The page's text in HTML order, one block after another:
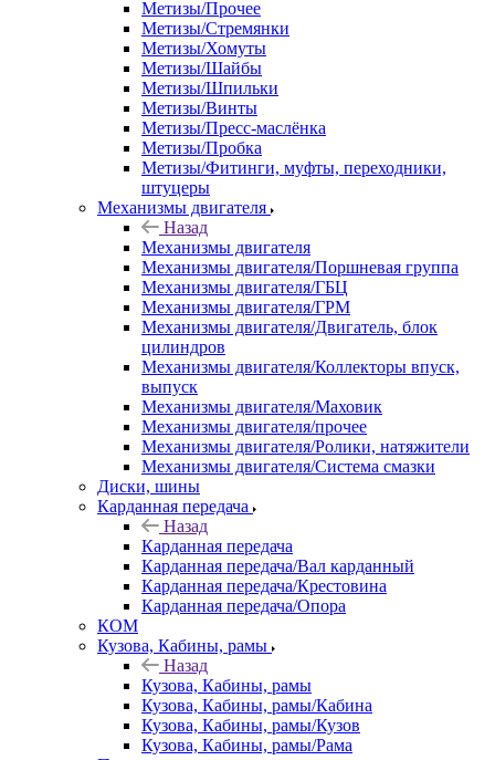
Метизы/Прочее
Метизы/Стремянки
Метизы/Хомуты
Метизы/Шайбы
Метизы/Шпильки
Метизы/Винты
Метизы/Пресс-маслёнка
Метизы/Пробка
Метизы/Фитинги, муфты, переходники,
штуцеры
Механизмы двигателя
Назад
Механизмы двигателя
Механизмы двигателя/Поршневая группа
Механизмы двигателя/ГБЦ
Механизмы двигателя/ГРМ
Механизмы двигателя/Двигатель, блок
цилиндров
Механизмы двигателя/Коллекторы впуск,
выпуск
Механизмы двигателя/Маховик
Механизмы двигателя/прочее
Механизмы двигателя/Ролики, натяжители
Механизмы двигателя/Система смазки
Диски, шины
Карданная передача
Назад
Карданная передача
Карданная передача/Вал карданный
Карданная передача/Крестовина
Карданная передача/Опора
КОМ
Кузова, Кабины, рамы
Назад
Кузова, Кабины, рамы
Кузова, Кабины, рамы/Кабина
Кузова, Кабины, рамы/Кузов
Кузова, Кабины, рамы/Рама